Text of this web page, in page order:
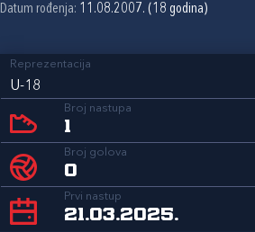
Datum rođenja: 11.08.2007. (18 godina)
Reprezentacija
U-18
Broj nastupa
1
Broj golova
0
Prvi nastup
21.03.2025.